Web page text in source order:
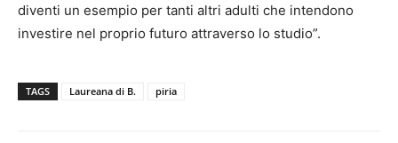
diventi un esempio per tanti altri adulti che intendono
investire nel proprio futuro attraverso lo studio”.
TAGS Laureana di B. piria